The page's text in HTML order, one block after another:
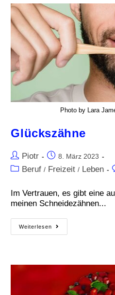
Photo by Lara
Glückszähne
Piotr 8. März 2023
Beruf / Freizeit / Leben
Im Vertrauen, es gibt eine
meinen Schneidezähnen...
Weiterlesen